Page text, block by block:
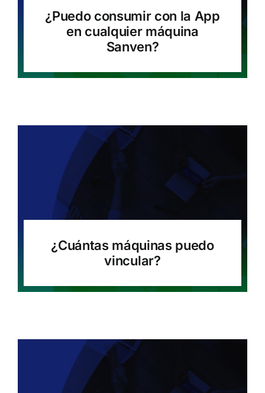
¿Puedo consumir con la App
en cualquier máquina
Sanven?
¿Cuántas máquinas puedo
vincular?